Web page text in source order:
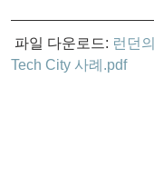
파일 다운로드: 런던
Tech City 사례.pdf